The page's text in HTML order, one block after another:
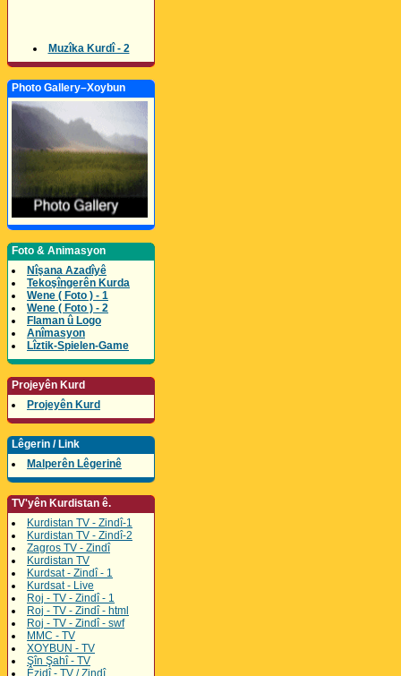
Muzîka Kurdî - 2
Photo Gallery–Xoybun
Foto & Animasyon
Nîşana Azadîyê
Tekoşîngerên Kurda
Wene ( Foto ) - 1
Wene ( Foto ) - 2
Flaman û Logo
Anîmasyon
Lîztik-Spielen-Game
Projeyên Kurd
Projeyên Kurd
Lêgerin / Link
Malperên Lêgerinê
TV'yên Kurdistan ê.
Kurdistan TV - Zindî-1
Kurdistan TV - Zindî-2
Zagros TV - Zindî
Kurdistan TV
Kurdsat - Zindî - 1
Kurdsat - Live
Roj - TV - Zindî - 1
Roj - TV - Zindî - html
Roj - TV - Zindî - swf
MMC - TV
XOYBUN - TV
Şîn Şahî - TV
Êzidî - TV / Zindî